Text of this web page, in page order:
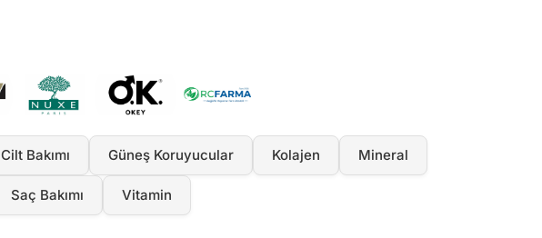
Cilt Bakımı Güneş Koruyucular Kolajen Mineral
Saç Bakımı Vitamin